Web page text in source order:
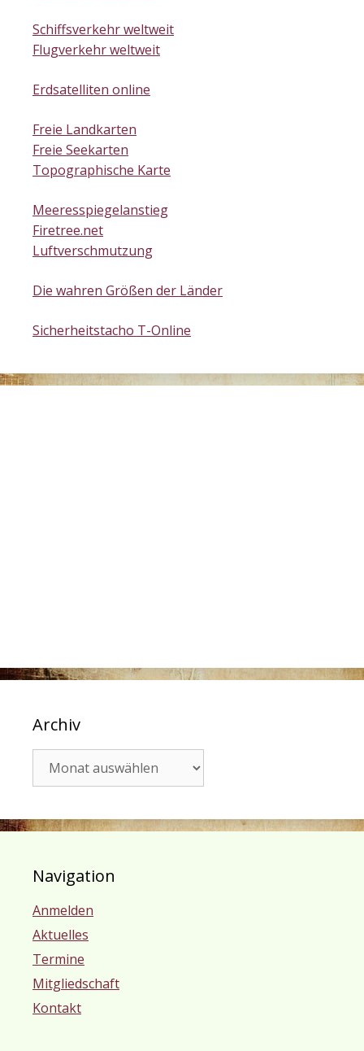
Schiffsverkehr weltweit
Flugverkehr weltweit
Erdsatelliten online
Freie Landkarten
Freie Seekarten
Topographische Karte
Meeresspiegelanstieg
Firetree.net
Luftverschmutzung
Die wahren Größen der Länder
Sicherheitstacho T-Online
Archiv
Navigation
Anmelden
Aktuelles
Termine
Mitgliedschaft
Kontakt